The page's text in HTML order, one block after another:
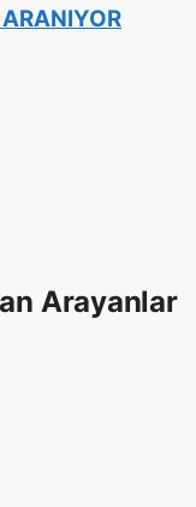
Arayanlar